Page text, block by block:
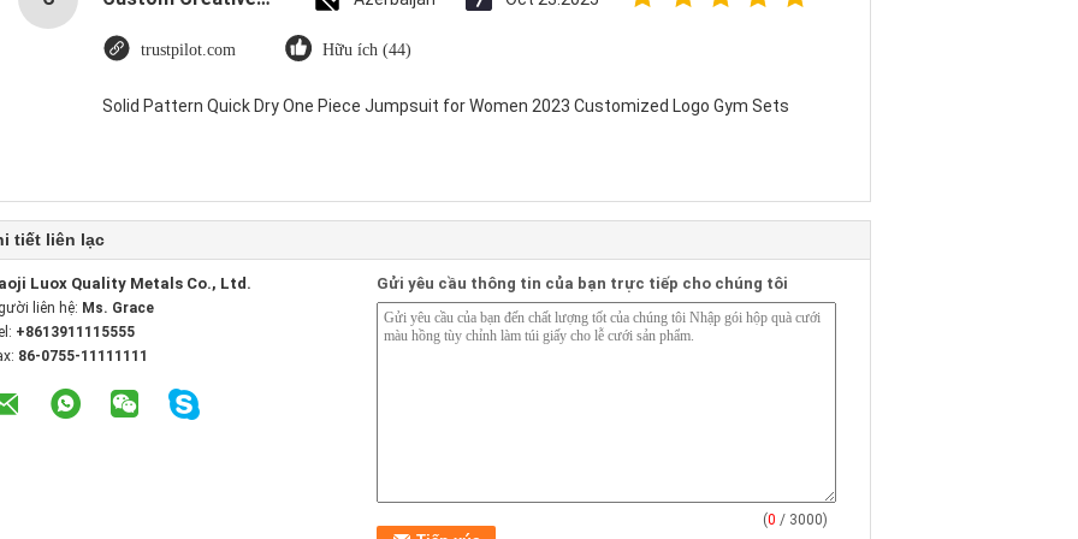
trustpilot.com Hữu ích (44)
Solid Pattern Quick Dry One Piece Jumpsuit for Women 2023 Customized Logo Gym Sets
tiết liên lạc
Luox Quality Metals Co., Ltd.
liên hệ: Ms. Grace
+8613911115555
86-0755-11111111
Gửi yêu cầu thông tin của bạn trực tiếp cho chúng tôi
(0 / 3000)